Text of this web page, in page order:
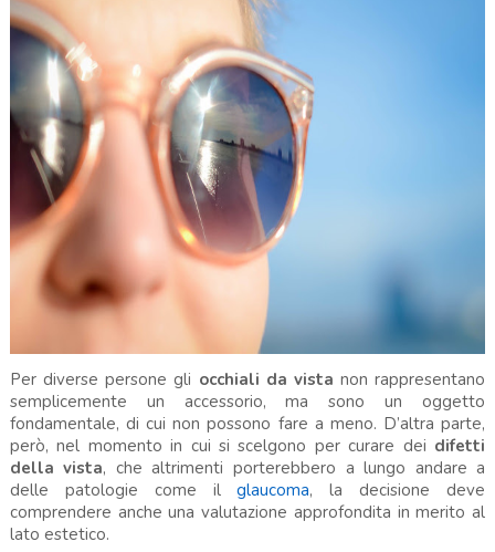
Per diverse persone gli occhiali da vista non rappresentano
semplicemente un accessorio, ma sono un oggetto
fondamentale, di cui non possono fare a meno. D’altra parte,
però, nel momento in cui si scelgono per curare dei difetti
della vista, che altrimenti porterebbero a lungo andare a
delle patologie come ilglaucoma, la decisione deve
comprendere anche una valutazione approfondita in merito al
lato estetico.